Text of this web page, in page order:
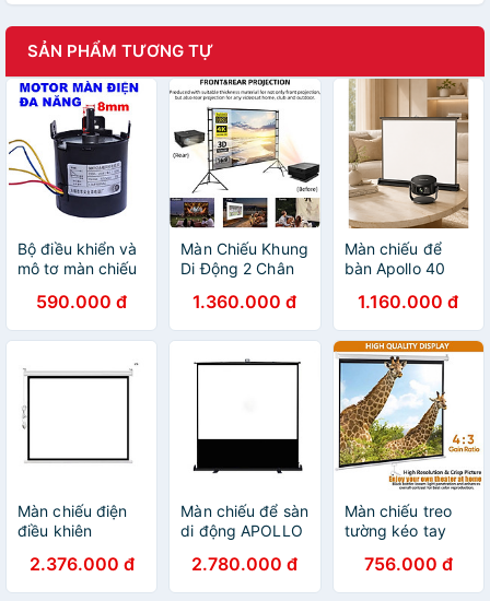
SẢN PHẨM TƯƠNG TỰ
Bộ điều khiển và
mô tơ màn chiếu
dùng để sửa
chữa màn chiếu
tất cả các hãng
có trên thị trường
hãng )
590.000 đ
Màn Chiếu Khung
Di Động 2 Chân
100-120 Inch, Tỷ
Lệ 16:9 - Gấp
Gọn, Trình chiếu
ngoài trời - Hàng
1.360.000 đ
Màn chiếu để
bàn Apollo 40
chuyên dành cho
máy chiếu mini,
gọn nhẹ, di động
- Hàng nhập
khẩu
1.160.000 đ
Màn chiếu điện
điều khiên
Prima chính hãng
kích thước 85
2.376.000 đ
Màn chiếu để sàn
di động APOLLO
nhiều kích thước
50-120 inch -
2.780.000 đ
Màn chiếu treo
tường kéo tay
kích thước từ 84
inch đến 150inch
756.000 đ